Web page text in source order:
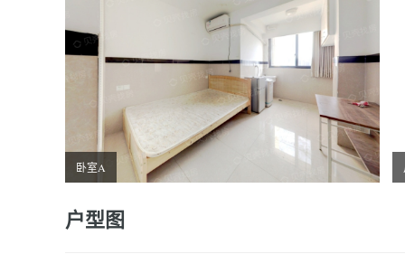
卧室A
户型图